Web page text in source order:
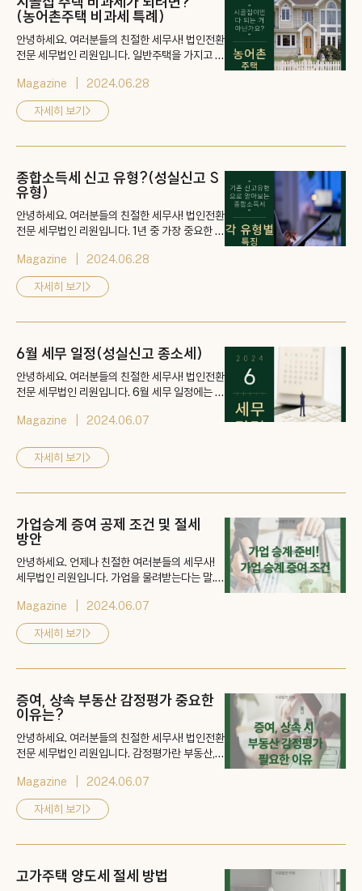
(농어촌주택 비과세 특례)
안녕하세요. 여러분들의 친절한 세무사! 법인전환
전문 세무법인 리원입니다. 일반주택을 가지고 계
세가 가능하다는 말을 들어보셨을까요? 정말 많
은 분들이 시골집 = 농어촌주택 특례가 가능한 집
으로 생각하시지만 실상은 전혀 다릅니다. 어떻게
물 바로가기: https://blog.naver.com/kimhy
Magazine 2024.06.28
자세히 보기>
종합소득세 신고 유형?(성실신고 S
유형)
안녕하세요. 여러분들의 친절한 세무사! 법인전환
전문 세무법인 리원입니다. 1년 중 가장 중요한 세
장인이 신고하는 연말정산과는 달리 이자, 배당,
사업, 근로, 연금, 기타 소득 등 모든 소득에 대하
여 세금을 계산해 5월 말까지 신고 및 납부하여야
합소득세를 7월 1일까지 납부한다고 합니다. 무
Magazine 2024.06.28
자세히 보기>
6월 세무 일정(성실신고 종소세)
안녕하세요. 여러분들의 친절한 세무사! 법인전환
전문 세무법인 리원입니다. 6월 세무 일정에는 어
드리면 6월 역시도 5월과 동일하게 종합소득세
법인 리원에서 바로 알아보겠습니다. 👉 게시물
바로가기: https://blog.naver.com/kimhyun
Magazine 2024.06.07
자세히 보기>
가업승계 증여 공제 조건 및 절세
방안
안녕하세요. 언제나 친절한 여러분들의 세무사!
세무법인 리원입니다. 가업을 물려받는다는 말.
깊게 파고 들지는 않겠지만 가업을 물려받을 때
단순히 주인이 바뀌는 것으로는 안됩니다. 내부에
복잡한 세금 문제들이 산재하기 때문이죠. 가업승
업승계 공제에 대해서 하나씩 알아보도록 하겠습
Magazine 2024.06.07
자세히 보기>
증여, 상속 부동산 감정평가 중요한
이유는?
안녕하세요. 여러분들의 친절한 세무사! 법인전환
전문 세무법인 리원입니다. 감정평가란 부동산,
선박, 유가증권 등 우형, 무형의 자산에 대한 경제
적 가치를 판단하여 그 경제적 가치를 금액으로
표시하는 업무입니다. 즉, 어떠한 물건을 거래할
를 정하는 절차가 감정평가입니다. 그렇다면 부동
Magazine 2024.06.07
자세히 보기>
고가주택 양도세 절세 방법